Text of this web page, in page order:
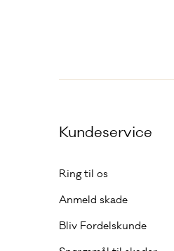
sider
Kundeservice
Ring til os
Anmeld skade
Bliv Fordelskunde